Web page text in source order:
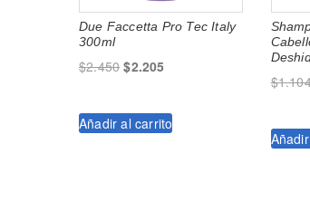
Due Faccetta Pro Tec Italy
300ml
$2.450 El
era:
$2.205El
es:
Añadir al carrito
$